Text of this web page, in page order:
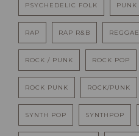
PSYCHEDELIC FOLK PUNK
RAP RAP R&B REGGAE
ROCK / PUNK ROCK POP
ROCK PUNK ROCK/PUNK
SYNTH POP SYNTHPOP